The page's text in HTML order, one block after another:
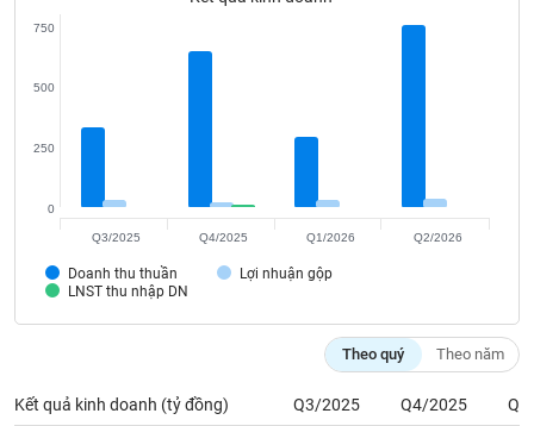
Doanh thu thuần
Lợi nhuận gộp
LNST thu nhập DN
0
250
500
750
Q3/2025 Q4/2025 Q1/2026 Q2/2026
Theo quý Theo năm
Kết quả kinh doanh (tỷ đồng) Q3/2025 Q4/2025
đạo
Tất cả
Tin
Bài
viết
tác